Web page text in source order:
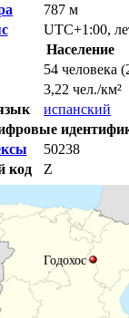
787 м
UTC+1:00,
Население
54 человека
3,22 чел./км²
испанский
50238
код
Z
Годохос